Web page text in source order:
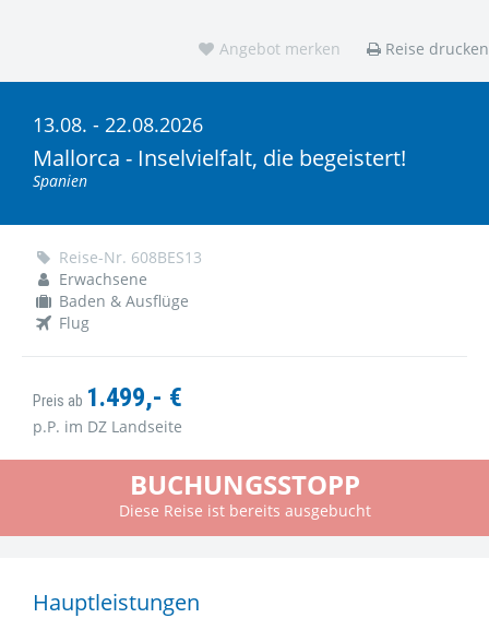
13.08. - 22.08.2026
Mallorca - Inselvielfalt, die begeistert!
Spanien
Reise-Nr. 608BES13
Erwachsene
Baden & Ausflüge
Flug
Preis ab 1.499,- €
p.P. im DZ Landseite
BUCHUNGSSTOPP
Diese Reise ist bereits ausgebucht
Angebot merken Reise drucken
Hauptleistungen